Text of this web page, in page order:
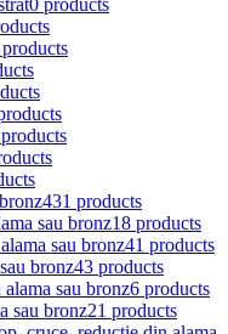
431 products
sau bronz18 products
sau bronz41 products
bronz43 products
sau bronz6 products
sau bronz21 products